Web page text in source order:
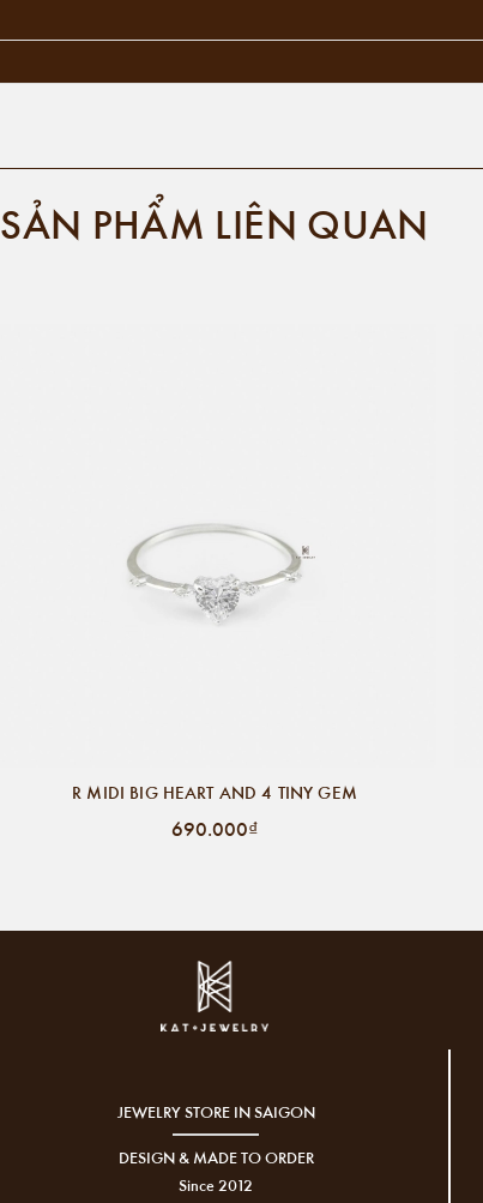
SẢN PHẨM LIÊN QUAN
R MIDI BIG HEART AND 4 TINY GEM
690.000₫
JEWELRY STORE IN SAIGON
DESIGN & MADE TO ORDER
Since 2012